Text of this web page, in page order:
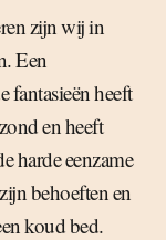
zijn wij in
Een
fantasieën heeft
en heeft
harde eenzame
behoeften en
koud bed.